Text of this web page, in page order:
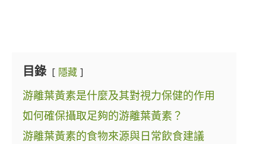
目錄 隱藏
游離葉黃素是什麼及其對視力保健的作用
如何確保攝取足夠的游離葉黃素？
游離葉黃素的食物來源與日常飲食建議